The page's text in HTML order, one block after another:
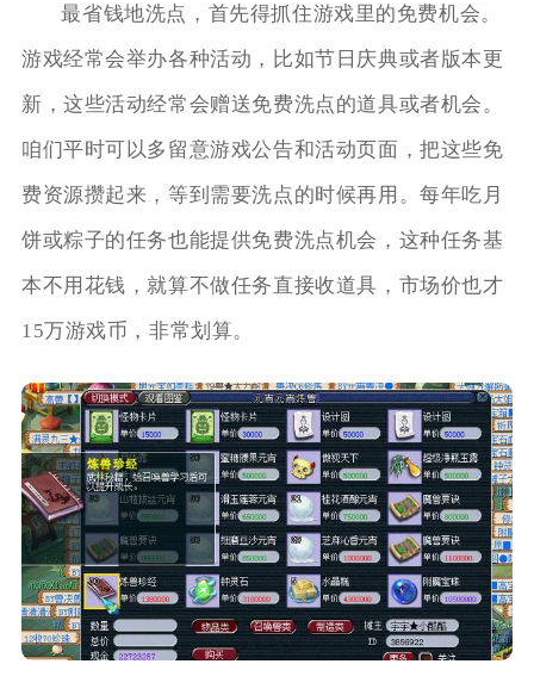
最省钱地洗点，首先得抓住游戏里的免费机会。
游戏经常会举办各种活动，比如节日庆典或者版本更
新，这些活动经常会赠送免费洗点的道具或者机会。
咱们平时可以多留意游戏公告和活动页面，把这些免
费资源攒起来，等到需要洗点的时候再用。每年吃月
饼或粽子的任务也能提供免费洗点机会，这种任务基
本不用花钱，就算不做任务直接收道具，市场价也才
15万游戏币，非常划算。